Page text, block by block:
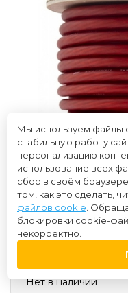
Нет в наличии
Мы используем файлы
стабильную работу
персонализацию
использование всех
сбор в своём
том, как это сделать,
файлов cookie .
блокировки cookie-
некорректно.